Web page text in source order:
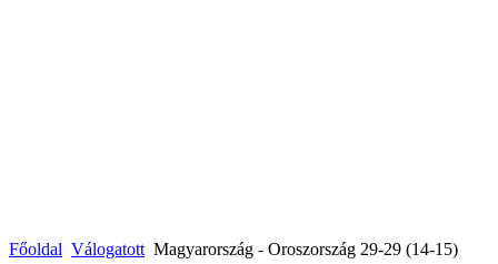
Főoldal Válogatott Magyarország - Oroszország 29-29 (14-15)